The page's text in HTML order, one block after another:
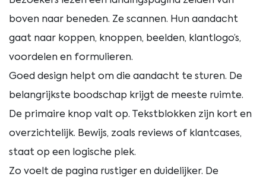
boven naar beneden. Ze scannen. Hun aandacht
gaat naar koppen, knoppen, beelden, klantlogo’s,
voordelen en formulieren.
Goed design helpt om die aandacht te sturen. De
belangrijkste boodschap krijgt de meeste ruimte.
De primaire knop valt op. Tekstblokken zijn kort en
overzichtelijk. Bewijs, zoals reviews of klantcases,
staat op een logische plek.
Zo voelt de pagina rustiger en duidelijker. De